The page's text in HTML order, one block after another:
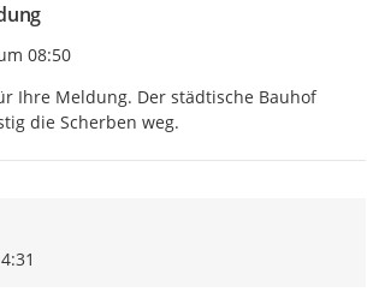
Erstellens
08:50
Ihre Meldung. Der städtische Bauhof
die Scherben weg.